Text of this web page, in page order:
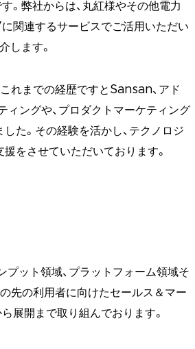
。弊社からは、丸紅様やその他電力
関連するサービスでご活用いただい
ます。
れまでの経歴ですとSansan、アド
ィングや、プロダクトマーケティング
た。その経験を活かし、テクノロジ
をさせていただいております。
ット領域、プラットフォーム領域そ
先の利用者に向けたセールス＆マー
展開まで取り組んでおります。